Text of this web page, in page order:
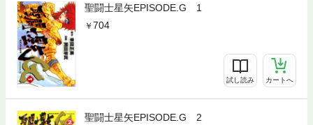
聖闘士星矢EPISODE.G 1
704
試し読み カートへ
聖闘士星矢EPISODE.G 2